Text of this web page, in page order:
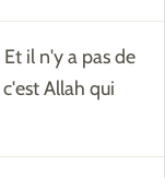
il n'y a pas de
Allah qui